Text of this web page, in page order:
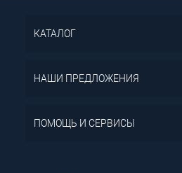
КАТАЛОГ
НАШИ ПРЕДЛОЖЕНИЯ
ПОМОЩЬ И СЕРВИСЫ